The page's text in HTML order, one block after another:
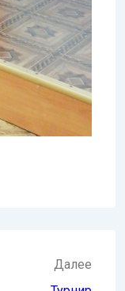
Далее